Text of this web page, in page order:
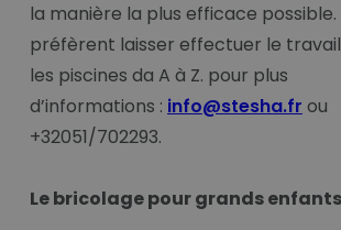
la manière la plus efficace possible.
préfèrent laisser effectuer le
les piscines da A à Z. pour plus
d’informations : info@stesha.fr ou
+32051/702293.
Le bricolage pour grands enfants